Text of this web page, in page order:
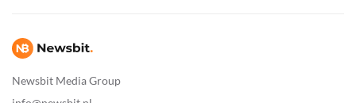
Newsbit Media Group